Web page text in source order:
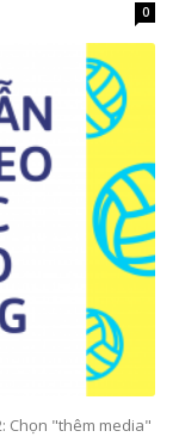
0
Chọn "thêm media"